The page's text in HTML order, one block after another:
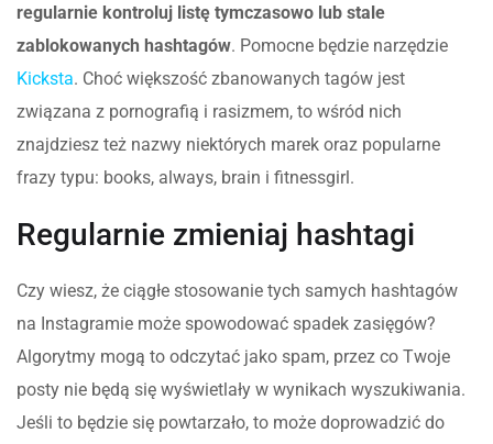
regularnie kontroluj listę tymczasowo lub stale
zablokowanych hashtagów. Pomocne będzie narzędzie
Kicksta. Choć większość zbanowanych tagów jest
związana z pornografią i rasizmem, to wśród nich
znajdziesz też nazwy niektórych marek oraz popularne
frazy typu: books, always, brain i fitnessgirl.
Regularnie zmieniaj hashtagi
Czy wiesz, że ciągłe stosowanie tych samych hashtagów
na Instagramie może spowodować spadek zasięgów?
Algorytmy mogą to odczytać jako spam, przez co Twoje
posty nie będą się wyświetlały w wynikach wyszukiwania.
Jeśli to będzie się powtarzało, to może doprowadzić do